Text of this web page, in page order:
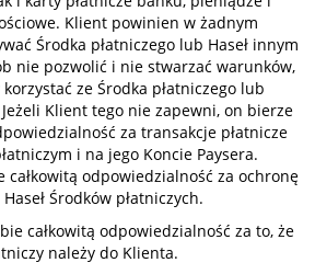
Klient powinien w żadnym
Środka płatniczego lub Haseł innym
nie pozwolić i nie stwarzać warunków,
ze Środka płatniczego lub
Klient tego nie zapewni, on bierze
za transakcje płatnicze
i na jego Koncie Paysera.
odpowiedzialność za ochronę
Środków płatniczych.
całkowitą odpowiedzialność za to, że
należy do Klienta.